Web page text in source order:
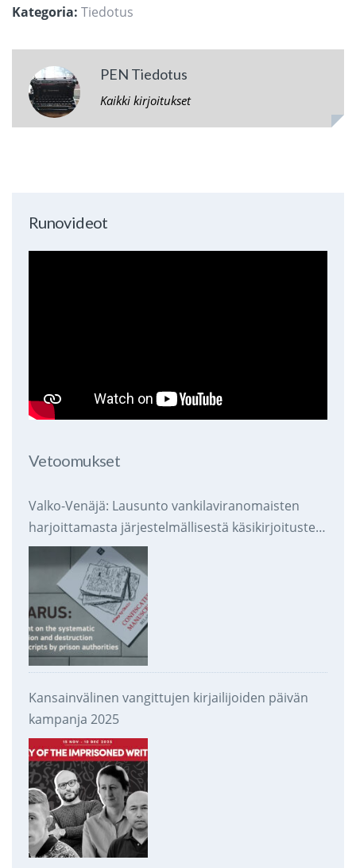
Kategoria: Tiedotus
PEN Tiedotus
Kaikki kirjoitukset
Runovideot
Vetoomukset
Valko-Venäjä: Lausunto vankilaviranomaisten
harjoittamasta järjestelmällisestä käsikirjoitusten
takavarikoinnista ja tuhoamisesta
Kansainvälinen vangittujen kirjailijoiden päivän
kampanja 2025